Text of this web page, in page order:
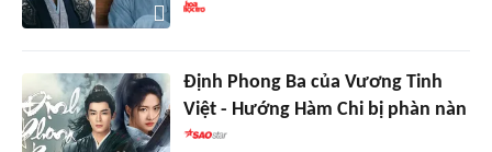
Định Phong Ba của Vương Tinh
Việt - Hướng Hàm Chi bị phàn nàn